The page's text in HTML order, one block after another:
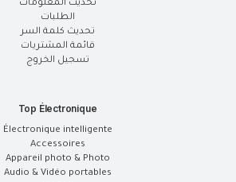
تحديث المعلومات
الطلبات
تحديث كلمة السر
قائمة المشتريات
تسجيل الخروج
Top Électronique
Électronique intelligente
Accessoires
Appareil photo & Photo
Audio & Vidéo portables